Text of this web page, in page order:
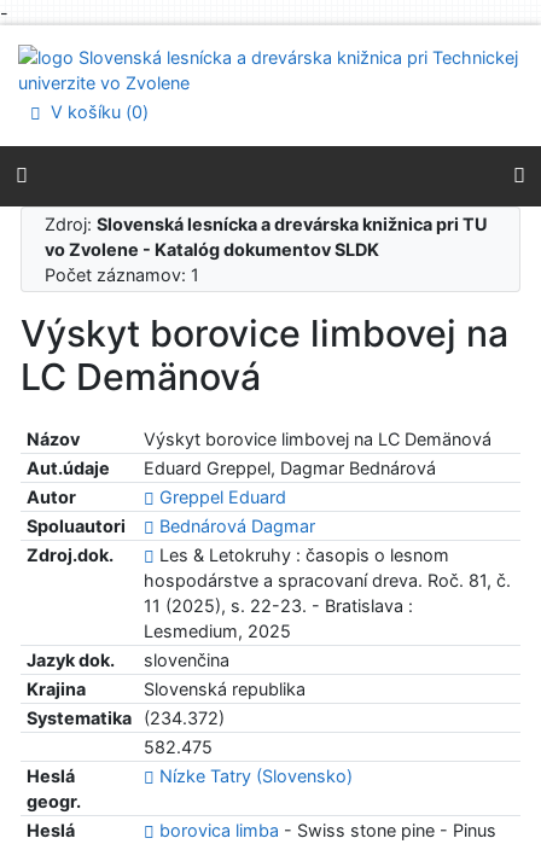
-
Prejsť na menu
Prehlásenie o webovej prístupnosti
V košíku (0)
Zdroj:Slovenská lesnícka a drevárska knižnica pri TU
vo Zvolene - Katalóg dokumentov SLDK
Počet záznamov: 1
Výskyt borovice limbovej na
LC Demänová
Názov
Výskyt borovice limbovej na LC Demänová
Aut.údaje
Eduard Greppel, Dagmar Bednárová
Autor
Greppel Eduard
Spoluautori
Bednárová Dagmar
Zdroj.dok.
Les & Letokruhy : časopis o lesnom
hospodárstve a spracovaní dreva. Roč. 81, č.
11 (2025), s. 22-23. - Bratislava :
Lesmedium, 2025
Jazyk dok.
slovenčina
Krajina
Slovenská republika
Systematika
(234.372)
582.475
Heslá
geogr.
Nízke Tatry (Slovensko)
Heslá borovica limba - Swiss stone pine - Pinus